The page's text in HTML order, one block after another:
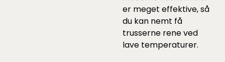
er meget effektive, så
du kan nemt få
trusserne rene ved
lave temperaturer.